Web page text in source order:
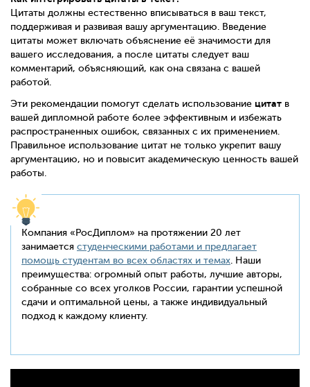
Цитаты должны естественно вписываться в ваш текст,
поддерживая и развивая вашу аргументацию. Введение
цитаты может включать объяснение её значимости для
вашего исследования, а после цитаты следует ваш
комментарий, объясняющий, как она связана с вашей
работой.
Эти рекомендации помогут сделать использование цитат в
вашей дипломной работе более эффективным и избежать
распространенных ошибок, связанных с их применением.
Правильное использование цитат не только укрепит вашу
аргументацию, но и повысит академическую ценность вашей
работы.
Компания «РосДиплом» на протяжении 20 лет
занимается студенческими работами и предлагает
помощь студентам во всех областях и темах. Наши
преимущества: огромный опыт работы, лучшие авторы,
собранные со всех уголков России, гарантии успешной
сдачи и оптимальной цены, а также индивидуальный
подход к каждому клиенту.